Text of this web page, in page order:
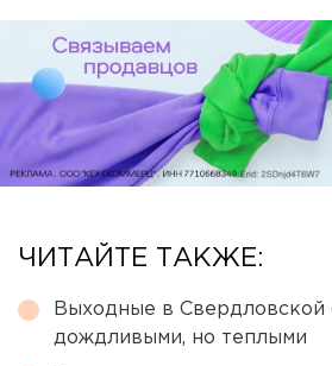
ЧИТАЙТЕ ТАКЖЕ:
Выходные в Свердловской
дождливыми, но теплыми